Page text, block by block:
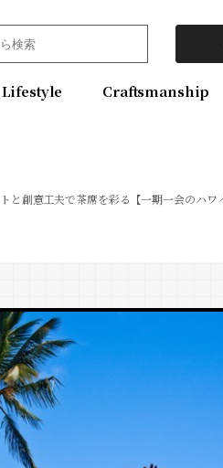
Lifestyle Craftsmanship
と創意工夫で茶席を彩る【一期一会のハワ